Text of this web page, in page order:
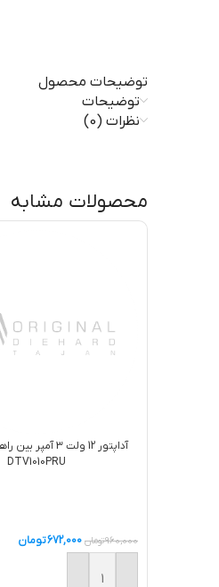
توضیحات محصول
توضیحات
نظرات (0)
محصولات مشابه
DTV1010PRU
960,000تومان 672,000تومان